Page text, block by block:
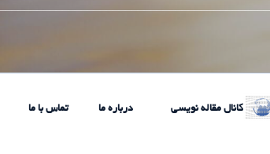
کانال مقاله نویسی درباره ما تماس با ما